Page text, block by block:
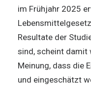
im Frühjahr 2025
Resultate der
sind, scheint damit
Meinung, dass die
und eingeschätzt